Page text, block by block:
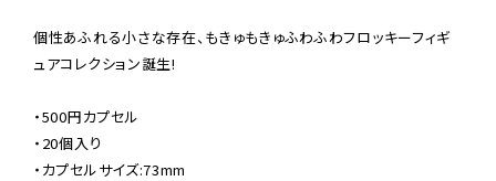
個性あふれる小さな存在、もきゅもきゅふわふわフロッキーフィギ
ュアコレクション誕生!
・500円カプセル
・20個入り
・カプセルサイズ:73mm